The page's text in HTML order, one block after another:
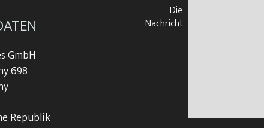
GmbH
698
Republik
Die
Nachricht